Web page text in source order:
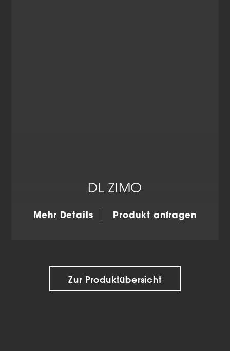
DL ZIMO
Mehr Details Produkt anfragen
Zur Produktübersicht